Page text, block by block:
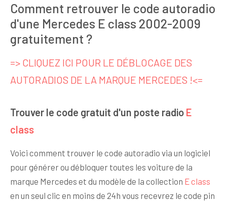
Comment retrouver le code autoradio
d'une Mercedes E class 2002-2009
gratuitement ?
=> CLIQUEZ ICI POUR LE DÉBLOCAGE DES
AUTORADIOS DE LA MARQUE MERCEDES !<=
Trouver le code gratuit d'un poste radio E
class
Voici comment trouver le code autoradio via un logiciel
pour générer ou débloquer toutes les voiture de la
marque Mercedes et du modèle de la collection E class
en un seul clic en moins de 24h vous recevrez le code pin